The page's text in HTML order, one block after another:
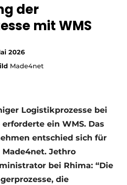
der
mit WMS
2026
Made4net
Logistikprozesse bei
ein WMS. Das
entschied sich für
Made4net. Jethro
bei Rhima: “Die
die